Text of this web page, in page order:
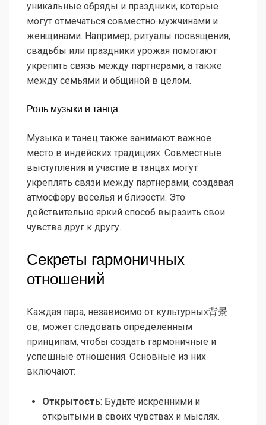
уникальные обряды и праздники, которые
могут отмечаться совместно мужчинами и
женщинами. Например, ритуалы посвящения,
свадьбы или праздники урожая помогают
укрепить связь между партнерами, а также
между семьями и общиной в целом.
Роль музыки и танца
Музыка и танец также занимают важное
место в индейских традициях. Совместные
выступления и участие в танцах могут
укреплять связи между партнерами, создавая
атмосферу веселья и близости. Это
действительно яркий способ выразить свои
чувства друг к другу.
Секреты гармоничных
отношений
Каждая пара, независимо от культурных背景
ов, может следовать определенным
принципам, чтобы создать гармоничные и
успешные отношения. Основные из них
включают:
Открытость: Будьте искренними и
открытыми в своих чувствах и мыслях.